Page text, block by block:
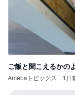
ご飯と聞こえるかの
Amebaトピックス 1日